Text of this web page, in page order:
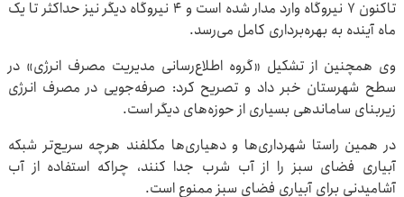
تاکنون ۷ نیروگاه وارد مدار شده است و ۴ نیروگاه دیگر نیز حداکثر تا یک
ماه آینده به بهره‌برداری کامل می‌رسد.
وی همچنین از تشکیل «گروه اطلاع‌رسانی مدیریت مصرف انرژی» در
سطح شهرستان خبر داد و تصریح کرد: صرفه‌جویی در مصرف انرژی
زیربنای ساماندهی بسیاری از حوزه‌های دیگر است.
در همین راستا شهرداری‌ها و دهیاری‌ها مکلفند هرچه سریع‌تر شبکه
آبیاری فضای سبز را از آب شرب جدا کنند، چراکه استفاده از آب
آشامیدنی برای آبیاری فضای سبز ممنوع است.